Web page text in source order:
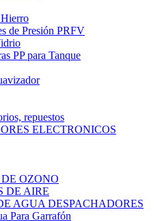
de Presión PRFV
PP para Tanque
repuestos
ELECTRONICOS
OZONO
DE AIRE
AGUA DESPACHADORES
Para Garrafón